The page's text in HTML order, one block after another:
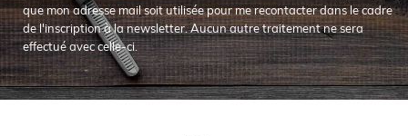
que mon adresse mail soit utilisée pour me recontacter dans le cadre
de l'inscription à la newsletter. Aucun autre traitement ne sera
effectué avec celle-ci.